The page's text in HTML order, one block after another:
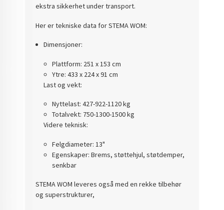
ekstra sikkerhet under transport.
Her er tekniske data for STEMA WOM:
Dimensjoner:
Plattform: 251 x 153 cm
Ytre: 433 x 224 x 91 cm
Last og vekt:
Nyttelast: 427-922-1120 kg
Totalvekt: 750-1300-1500 kg
Videre teknisk:
Felgdiameter: 13"
Egenskaper: Brems, støttehjul, støtdemper,
senkbar
STEMA WOM leveres også med en rekke tilbehør
og superstrukturer,